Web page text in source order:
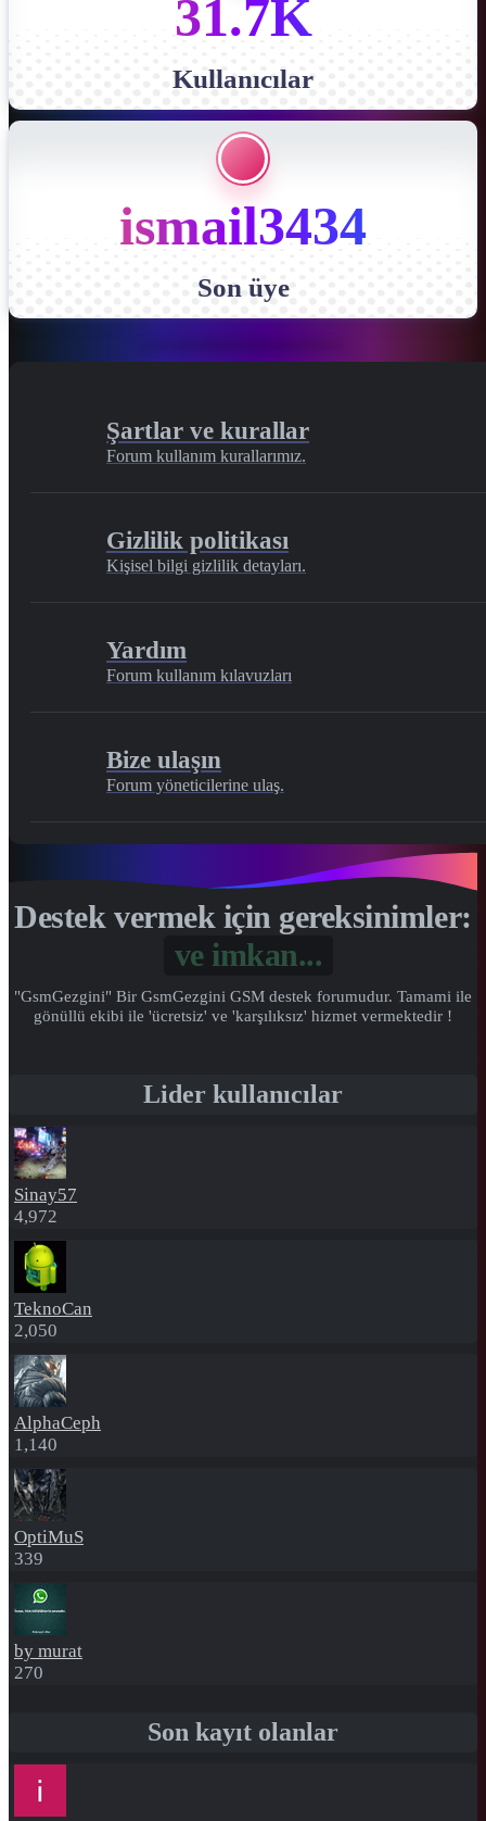
31.7K
Kullanıcılar
ismail3434
Son üye
Şartlar ve kurallar
Forum kullanım kurallarımız.
Gizlilik politikası
Kişisel bilgi gizlilik detayları.
Yardım
Forum kullanım kılavuzları
Bize ulaşın
Forum yöneticilerine ulaş.
Destek vermek için gereksinimler:
Gönül...
"GsmGezgini" Bir GsmGezgini GSM destek forumudur. Tamami ile
gönüllü ekibi ile 'ücretsiz' ve 'karşılıksız' hizmet vermektedir !
Lider kullanıcılar
Sinay57
4,972
TeknoCan
2,050
AlphaCeph
1,140
OptiMuS
339
by murat
270
Son kayıt olanlar